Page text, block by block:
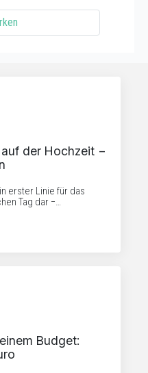
der Hochzeit −
erster Linie für das
Tag dar −…
Budget: